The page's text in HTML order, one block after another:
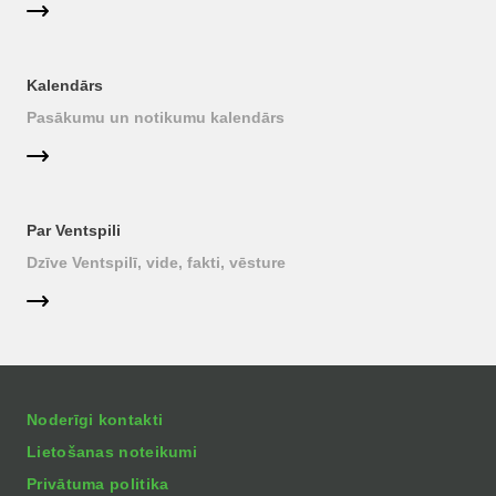
Kalendārs
Pasākumu un notikumu kalendārs
Par Ventspili
Dzīve Ventspilī, vide, fakti, vēsture
Noderīgi kontakti
Lietošanas noteikumi
Privātuma politika